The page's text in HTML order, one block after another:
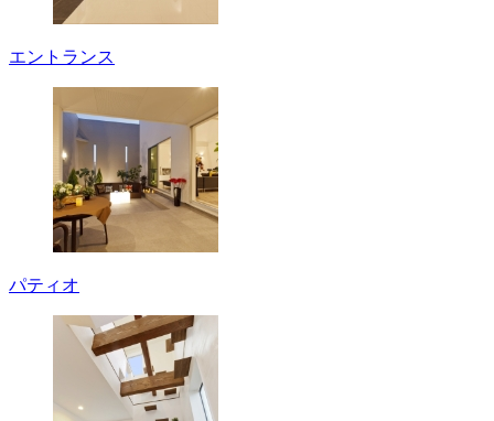
エントランス
パティオ